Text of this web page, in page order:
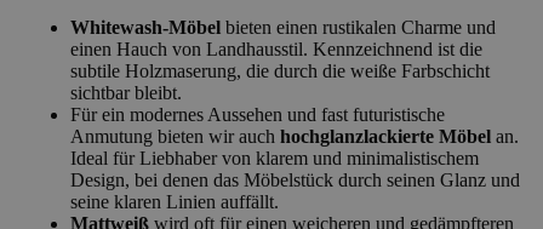
Whitewash-Möbel bieten einen rustikalen Charme und
einen Hauch von Landhausstil. Kennzeichnend ist die
subtile Holzmaserung, die durch die weiße Farbschicht
sichtbar bleibt.
Für ein modernes Aussehen und fast futuristische
Anmutung bieten wir auch hochglanzlackierte Möbel an.
Ideal für Liebhaber von klarem und minimalistischem
Design, bei denen das Möbelstück durch seinen Glanz und
seine klaren Linien auffällt.
Mattweiß wird oft für einen weicheren und gedämpfteren